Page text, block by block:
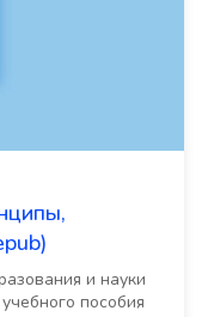
и науки
пособия